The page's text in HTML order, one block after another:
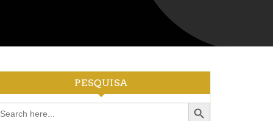
PESQUISA
Search Button